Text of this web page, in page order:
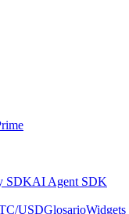
SDKAI Agent SDK
USDGlosarioWidgets